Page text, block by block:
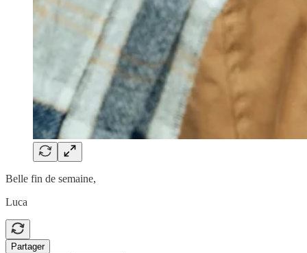
Belle fin de semaine,
Luca
Partager